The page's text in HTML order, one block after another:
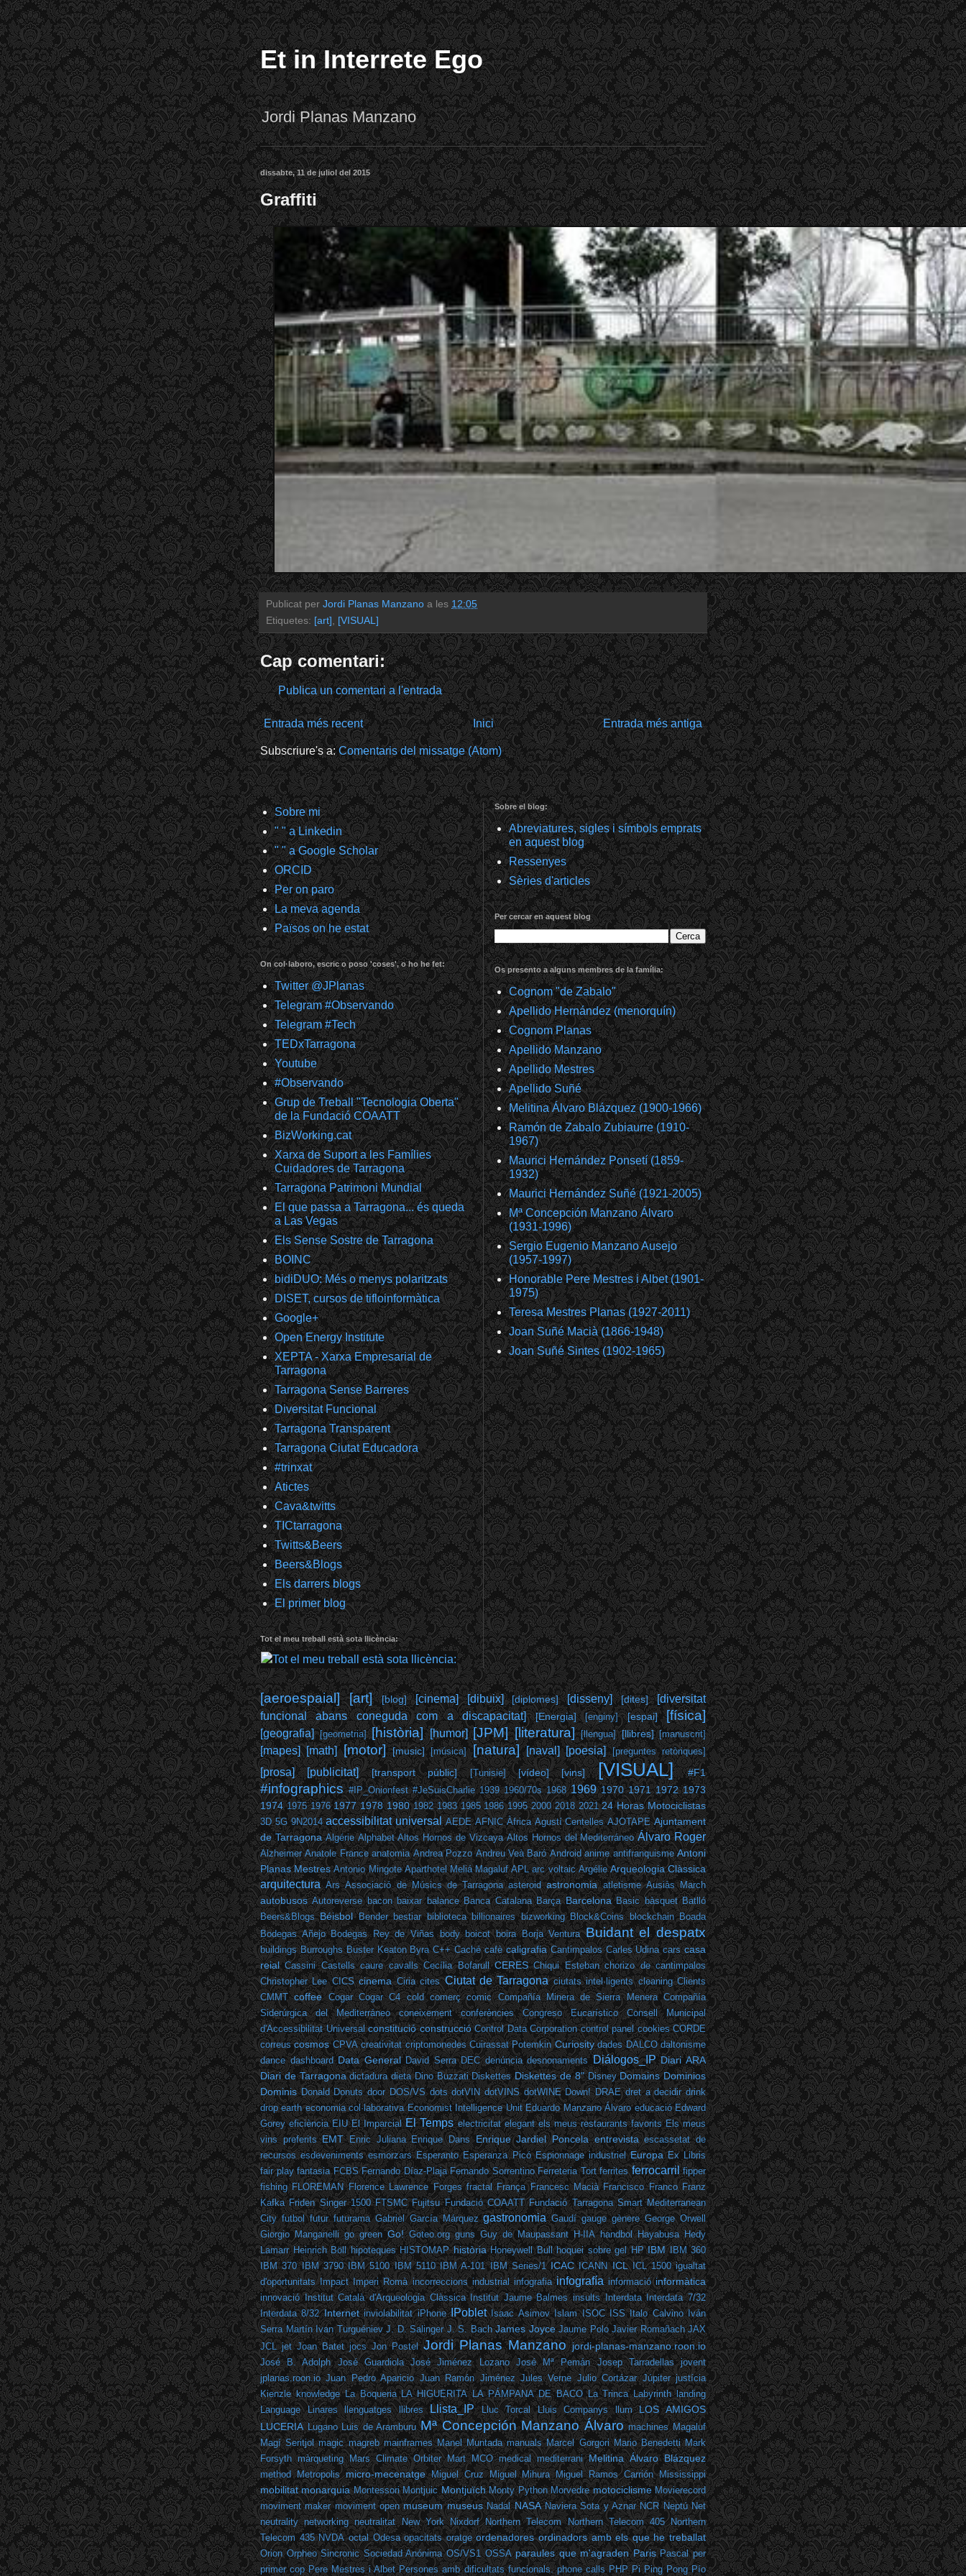
Et in Interrete Ego
Jordi Planas Manzano
dissabte, 11 de juliol del 2015
Graffiti
Publicat per Jordi Planas Manzano a les 12:05
Etiquetes: [art] [VISUAL]
Cap comentari:
Publica un comentari a l'entrada
Entrada més recent Entrada més antiga
Inici
Subscriure's a:Comentaris del missatge (Atom)
Sobre mi
" " a Linkedin
" " a Google Scholar
ORCID
Per on paro
La meva agenda
Països on he estat
On col·laboro, escric o poso 'coses', o ho he fet:
Twitter @JPlanas
Telegram #Observando
Telegram #Tech
TEDxTarragona
Youtube
#Observando
Grup de Treball "Tecnologia Oberta"
de la Fundació COAATT
BizWorking.cat
Xarxa de Suport a les Famílies
Cuidadores de Tarragona
Tarragona Patrimoni Mundial
El que passa a Tarragona... és queda
a Las Vegas
Els Sense Sostre de Tarragona
BOINC
bidiDUO: Més o menys polaritzats
DISET, cursos de tifloinformàtica
Google+
Open Energy Institute
XEPTA - Xarxa Empresarial de
Tarragona
Tarragona Sense Barreres
Diversitat Funcional
Tarragona Transparent
Tarragona Ciutat Educadora
#trinxat
Atictes
Cava&twitts
TICtarragona
Twitts&Beers
Beers&Blogs
Els darrers blogs
El primer blog
Tot el meu treball està sota llicència:
Sobre el blog:
Abreviatures, sigles i símbols emprats
en aquest blog
Ressenyes
Sèries d'articles
Per cercar en aquest blog
Os presento a alguns membres de la família:
Cognom "de Zabalo"
Apellido Hernández (menorquín)
Cognom Planas
Apellido Manzano
Apellido Mestres
Apellido Suñé
Melitina Álvaro Blázquez (1900-1966)
Ramón de Zabalo Zubiaurre (1910-
1967)
Maurici Hernández Ponsetí (1859-
1932)
Maurici Hernández Suñé (1921-2005)
Mª Concepción Manzano Álvaro
(1931-1996)
Sergio Eugenio Manzano Ausejo
(1957-1997)
Honorable Pere Mestres i Albet (1901-
1975)
Teresa Mestres Planas (1927-2011)
Joan Suñé Macià (1866-1948)
Joan Suñé Sintes (1902-1965)
[aeroespaial] [art] [blog] [cinema] [dibuix] [diplomes] [disseny] [dites]
[diversitat
funcional abans coneguda com a discapacitat]
[Energia] [enginy] [espai] [física]
[geografia] [geometria] [història] [humor] [JPM] [literatura] [llengua] [llibres] [manuscrit]
[mapes] [math] [motor] [music] [música] [natura] [naval] [poesia] [preguntes retòriques]
[prosa] [publicitat] [transport públic] [Tunisie] [vídeo] [vins] [VISUAL] #F1
#infographics #IP_Onionfest #JeSuisCharlie 1939 1960/70s 1968 1969 1970 1971 1972 1973
1974 1975 1976 1977 1978 1980 1982 1983 1985 1986 1995 2000 2018 2021 24 Horas Motociclistas
3D 5G 9N2014 accessibilitat universal AEDE AFNIC Àfrica Agustí Centelles AJOTAPE Ajuntament
de Tarragona Algérie Alphabet Altos Hornos de Vizcaya Altos Hornos del Mediterráneo Álvaro Roger
Alzheimer Anatole France anatomia Andrea Pozzo Andreu Veà Baró Android anime antifranquisme Antoni
Planas Mestres Antonio Mingote Aparthotel Meliá Magaluf APL arc voltaic Argélie Arqueologia Clàssica
arquitectura Ars Associació de Músics de Tarragona asteroid astronomia atletisme Ausiàs March
autobusos Autoreverse bacon baixar balance Banca Catalana Barça Barcelona Basic bàsquet Batlló
Beers&Blogs Béisbol Bender bestiar biblioteca billionaires bizworking Block&Coins blockchain Boada
Bodegas Añejo Bodegas Rey de Viñas body boicot boira Borja Ventura Buidant el despatx
buildings Burroughs Buster Keaton Byra C++ Caché cafè caligrafia Cantimpalos Carles Udina cars casa
reial Cassini Castells caure cavalls Cecília Bofarull CERES Chiqui Esteban chorizo de cantimpalos
Christopher Lee CICS cinema Ciria cites Ciutat de Tarragona ciutats intel·ligents cleaning Clients
CMMT coffee Cogar Cogar C4 cold comerç comic Compañía Minera de Sierra Menera Compañía
Siderúrgica del Mediterráneo
coneixement conferències Congreso Eucarístico
Consell Municipal
d'Accessibilitat Universal constitució construcció Control Data Corporation control panel cookies CORDE
correus cosmos CPVA creativitat criptomonedes Cuirassat Potemkin Curiosity dades DALCO daltonisme
dance dashboard Data General David Serra DEC denúncia desnonaments Diálogos_IP Diari ARA
Diari de Tarragona dictadura dieta Dino Buzzati Diskettes Diskettes de 8" Disney Domains Dominios
Dominis Donald Donuts door DOS/VS dots dotVIN dotVINS dotWINE Down! DRAE dret a decidir drink
drop earth economia col·laborativa Economist Intelligence Unit Eduardo Manzano Álvaro educació Edward
Gorey eficiència EIU El Imparcial El Temps electricitat elegant els meus restaurants favorits Els meus
vins preferits EMT Enric Juliana Enrique Dans Enrique Jardiel Poncela entrevista escassetat de
recursos esdeveniments esmorzars Esperanto Esperanza Picó Espionnage industriel Europa Ex Libris
fair play fantasia FCBS Fernando Díaz-Plaja Fernando Sorrentino Ferreteria Tort ferrites ferrocarril fipper
fishing FLOREMAN Florence Lawrence Forges fractal França Francesc Macià Francisco Franco Franz
Kafka Friden Singer 1500 FTSMC Fujitsu Fundació COAATT Fundació Tarragona Smart Mediterranean
City futbol futur futurama Gabriel García Márquez gastronomia Gaudí gauge gènere George Orwell
Giorgio Manganelli go green Go! Goteo.org guns Guy de Maupassant H-IIA handbol Hayabusa Hedy
Lamarr Heinrich Böll hipoteques HISTOMAP història Honeywell Bull hoquei sobre gel HP IBM IBM 360
IBM 370 IBM 3790 IBM 5100 IBM 5110 IBM A-101 IBM Series/1 ICAC ICANN ICL ICL 1500 igualtat
d'oportunitats Impact Imperi Romà incorreccions industrial infografia infografía informació informàtica
innovació Institut Català d'Arqueologia Clàssica Institut Jaume Balmes insults Interdata Interdata 7/32
Interdata 8/32 Internet inviolabilitat iPhone IPoblet Isaac Asimov Islam ISOC ISS Italo Calvino Iván
Serra Martín Ivan Turguéniev J. D. Salinger J. S. Bach James Joyce Jaume Polo Javier Romañach JAX
JCL jet Joan Batet jocs Jon Postel Jordi Planas Manzano jordi-planas-manzano.roon.io
José B. Adolph José Guardiola José Jiménez Lozano José Mª Pemán Josep Tarradellas
jovent
jplanas.roon.io Juan Pedro Aparicio Juan Ramón Jiménez Jules Verne Julio Cortázar Júpiter justícia
Kienzle knowledge La Boqueria LA HIGUERITA LA PÁMPANA DE BACO La Trinca Labyrinth
landing
Language
Linares llenguatges llibres Llista_IP Lluc Torcal Lluis Companys llum
LOS AMIGOS
LUCERIA Lugano Luis de Aramburu Mª Concepción Manzano Álvaro machines Magaluf
Magí Seritjol magic magreb mainframes Manel Muntada manuals Marcel Gorgori Mario Benedetti Mark
Forsyth màrqueting Mars Climate Orbiter Mart MCO medical mediterrani Melitina Álvaro Blázquez
method Metropolis micro-mecenatge Miguel Cruz Miguel Mihura Miguel Ramos Carrión Mississippi
mobilitat monarquia Montessori Montjuic Montjuïch Monty Python Morvedre motociclisme Movierecord
moviment maker moviment open museum museus Nadal NASA Naviera Sota y Aznar NCR Neptú Net
neutrality networking neutralitat New York Nixdorf Northern Telecom Northern Telecom 405 Northern
Telecom 435 NVDA octal Odesa opacitats oratge ordenadores ordinadors amb els que he treballat
Orion Orpheo Sincronic Sociedad Anónima OS/VS1 OSSA paraules que m'agraden Paris Pascal per
primer cop Pere Mestres i Albet Persones amb dificultats funcionals. phone calls PHP Pi Ping Pong Pío